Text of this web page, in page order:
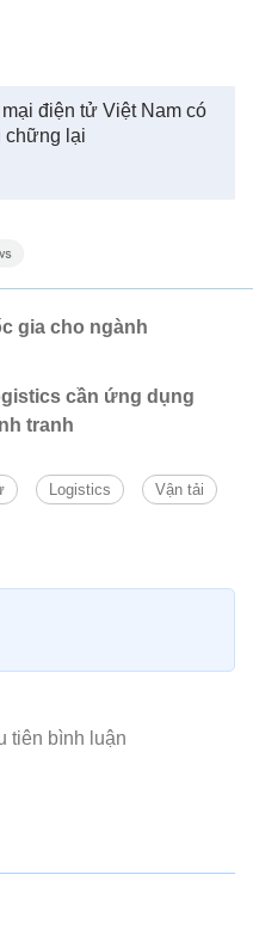
gia cho ngành
tranh